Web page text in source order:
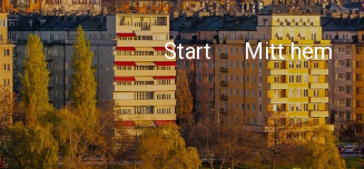
Start Mitt hem